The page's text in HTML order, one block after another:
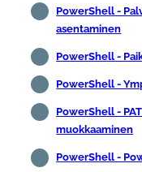
PowerShell -
asentaminen
PowerShell -
PowerShell -
PowerShell -
muokkaaminen
PowerShell -